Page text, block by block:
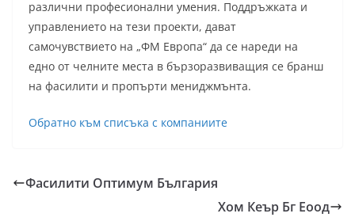
различни професионални умения. Поддръжката и
управлението на тези проекти, дават
самочувствието на „ФМ Европа“ да се нареди на
едно от челните места в бързоразвиващия се бранш
на фасилити и пропърти мениджмънта.
Обратно към списъка с компаниите
Фасилити Оптимум България
Хом Кеър Бг Еоод